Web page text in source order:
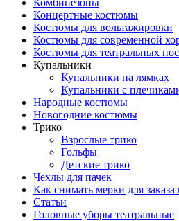
Комбинезоны
Концертные костюмы
Костюмы для вольтажировки
Костюмы для современной
Костюмы для театральных
Купальники
Купальники на лямках
Купальники с
Народные костюмы
Новогодние костюмы
Трико
Взрослые трико
Гольфы
Детские трико
Чехлы для пачек
Как снимать мерки для заказа
Статьи
Головные уборы театральные